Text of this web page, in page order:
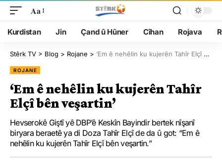
Aa
Kurdistan Jin Çand û Hûner Cîhan Rojava
Stêrk TV > Blog > Rojane > ‘Em ê nehêlin ku kujerên Tahîr Elçî bên veşartin’
ROJANE
‘Em ê nehêlin ku kujerên Tahîr
Elçî bên veşartin’
Hevserokê Giştî yê DBP’ê Keskîn Bayindir bertek nîşanî
biryara beraetê ya di Doza Tahîr Elçî de da û got: “Em ê
nehêlin ku kujerên Tahîr Elçî bên veşartin.”